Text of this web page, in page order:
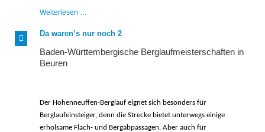
Weiterlesen …
Jubiläum
Da waren’s nur noch 2
Baden-Württembergische Berglaufmeisterschaften in
Beuren
Der Hohenneuffen-Berglauf eignet sich besonders für
Berglaufeinsteiger, denn die Strecke bietet unterwegs einige
erholsame Flach- und Bergabpassagen. Aber auch für